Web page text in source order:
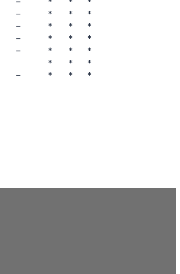
– * *
*
– * *
*
– * *
*
– * *
*
* *
*
– * * *